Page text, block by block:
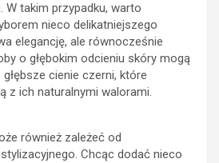
takim przypadku, warto
nieco delikatniejszego
elegancję, ale równocześnie
o głębokim odcieniu skóry mogą
cienie czerni, które
z ich naturalnymi walorami.
również zależeć od
Chcąc dodać nieco